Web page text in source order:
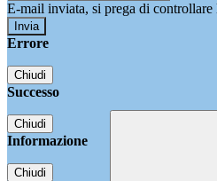
E-mail inviata, si prega di controllare
Errore
Chiudi
Successo
Chiudi
Informazione
Chiudi